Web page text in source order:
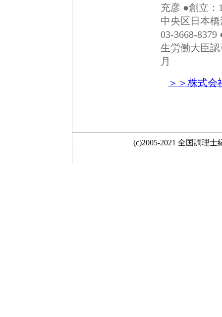
充彦 ●創立：
中央区日本橋
03-3668-
生労働大臣認
月
＞＞株式
(c)2005-2021 全国調理